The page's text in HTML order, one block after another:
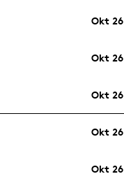
Okt 26
Okt 26
Okt 26
Okt 26
Okt 26